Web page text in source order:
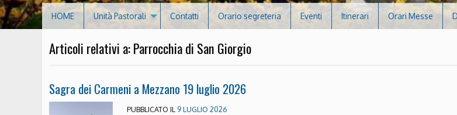
HOME Unità Pastorali Contatti Orario segreteria Eventi Itinerari Orari Messe
Articoli relativi a: Parrocchia di San Giorgio
Sagra dei Carmeni a Mezzano 19 luglio 2026
PUBBLICATO IL 9 LUGLIO 2026